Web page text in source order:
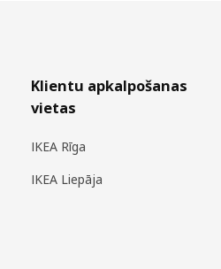
Klientu apkalpošanas
vietas
IKEA Rīga
IKEA Liepāja